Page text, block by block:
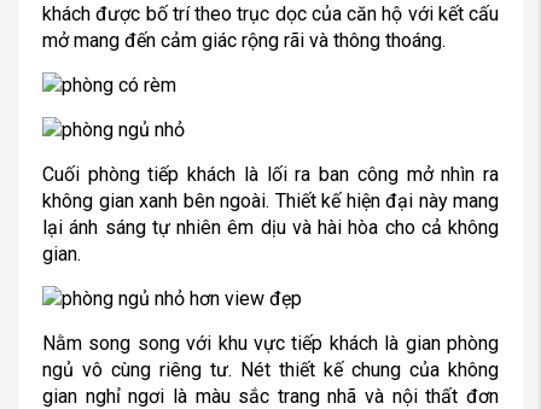
khách được bố trí theo trục dọc của căn hộ với kết cấu
mở mang đến cảm giác rộng rãi và thông thoáng.
Cuối phòng tiếp khách là lối ra ban công mở nhìn ra
không gian xanh bên ngoài. Thiết kế hiện đại này mang
lại ánh sáng tự nhiên êm dịu và hài hòa cho cả không
gian.
Nằm song song với khu vực tiếp khách là gian phòng
ngủ vô cùng riêng tư. Nét thiết kế chung của không
gian nghỉ ngơi là màu sắc trang nhã và nội thất đơn